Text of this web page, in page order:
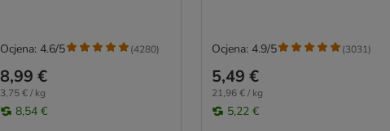
8,99 €
3,75 € / kg
8,54 €
Ocjena: 4.6/5 (4280)
5,49 €
21,96 € / kg
5,22 €
Ocjena: 4.9/5 (3031)